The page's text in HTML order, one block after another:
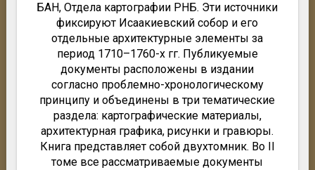
БАН, Отдела картографии РНБ. Эти источники
фиксируют Исаакиевский собор и его
отдельные архитектурные элементы за
период 1710–1760-х гг. Публикуемые
документы расположены в издании
согласно проблемно-хронологическому
принципу и объединены в три тематические
раздела: картографические материалы,
архитектурная графика, рисунки и гравюры.
Книга представляет собой двухтомник. Во II
томе все рассматриваемые документы